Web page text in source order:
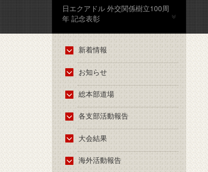
日エクアドル 外交関係樹立100周
年 記念表彰
新着情報
お知らせ
総本部道場
各支部活動報告
大会結果
海外活動報告